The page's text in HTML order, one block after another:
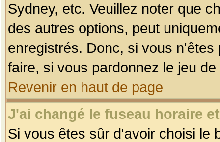
Sydney, etc. Veuillez noter que
des autres options, peut
enregistrés. Donc, si vous
faire, si vous pardonnez le jeu
Revenir en haut de page
J'ai changé le fuseau horaire
Si vous êtes sûr d'avoir choisi le